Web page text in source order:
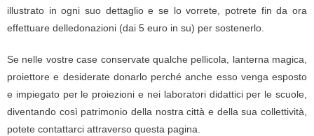
illustrato in ogni suo dettaglio e se lo vorrete, potrete fin da ora
effettuare delledonazioni (dai 5 euro in su) per sostenerlo.
Se nelle vostre case conservate qualche pellicola, lanterna magica,
proiettore e desiderate donarlo perché anche esso venga esposto
e impiegato per le proiezioni e nei laboratori didattici per le scuole,
diventando così patrimonio della nostra città e della sua collettività,
potete contattarci attraverso questa pagina.